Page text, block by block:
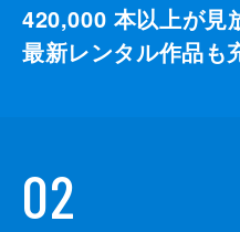
420,000 本以上が見
最新レンタル作品も
02